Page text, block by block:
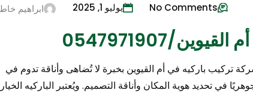
ابراهيم
يوليو 1, 2025 No Comments
0547971907
تركيب باركيه في أم القيوين بخبرة لا تُضاهى وأناقة تدوم في
في تحديد هوية المكان وأناقة التصميم. ويُعتبر الباركيه الخيار